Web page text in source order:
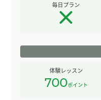
毎日プラン
体験レッスン
700ポイント